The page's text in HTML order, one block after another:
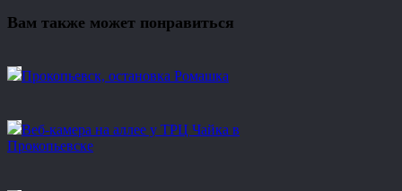
Вам также может понравиться
Прокопьевск, остановка Ромашка
Веб-камера на аллее у ТРЦ Чайка в
Прокопьевске